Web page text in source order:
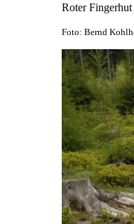
Roter Fingerhut
Foto: Bernd